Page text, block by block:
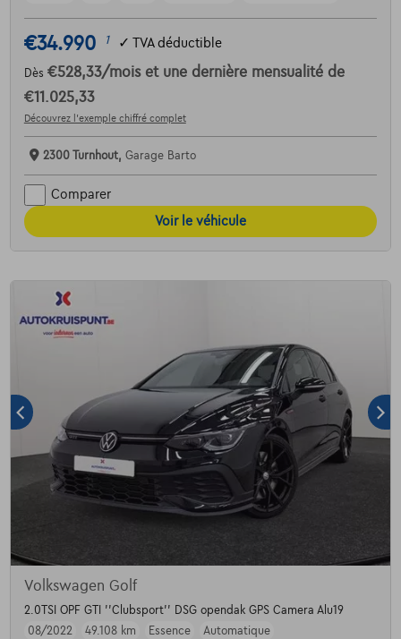
€34.990 1 ✓ TVA déductible
Dès €528,33/mois et une dernière mensualité de
€11.025,33
Découvrez l’exemple chiffré complet
2300 Turnhout, Garage Barto
Comparer
Voir le véhicule
Volkswagen Golf
2.0TSI OPF GTI ''Clubsport'' DSG opendak GPS Camera Alu19
08/2022
49.108 km Essence
Automatique